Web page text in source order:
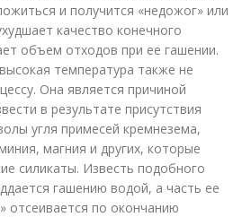
и получится «недожог» или
качество конечного
объем отходов при ее гашении.
температура также не
Она является причиной
в результате присутствия
угля примесей кремнезема,
магния и других, которые
силикаты. Известь подобного
гашению водой, а часть ее
отсеивается по окончанию